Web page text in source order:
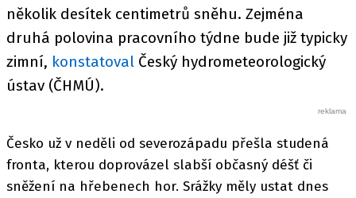
několik desítek centimetrů sněhu. Zejména
druhá polovina pracovního týdne bude již typicky
zimní, konstatoval Český hydrometeorologický
ústav (ČHMÚ).
Česko už v neděli od severozápadu přešla studená
fronta, kterou doprovázel slabší občasný déšť či
sněžení na hřebenech hor. Srážky měly ustat dnes